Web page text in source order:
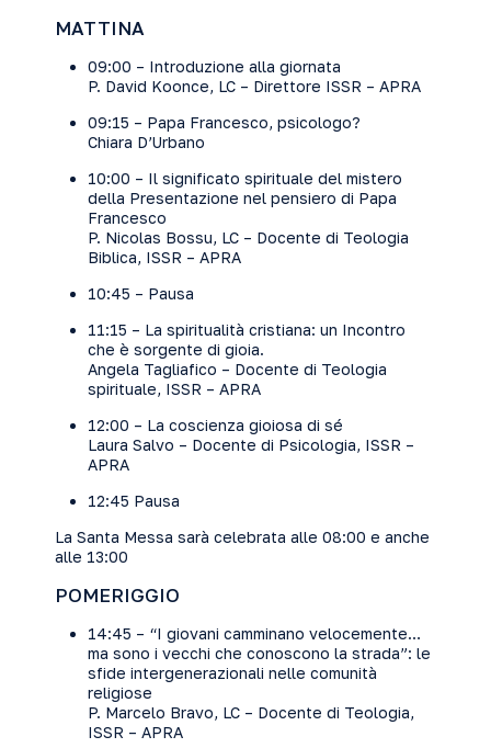
MATTINA
09:00 – Introduzione alla giornata
P. David Koonce, LC – Direttore ISSR – APRA
09:15 – Papa Francesco, psicologo?
Chiara D’Urbano
10:00 – Il significato spirituale del mistero
della Presentazione nel pensiero di Papa
Francesco
P. Nicolas Bossu, LC – Docente di Teologia
Biblica, ISSR – APRA
10:45 – Pausa
11:15 – La spiritualità cristiana: un Incontro
che è sorgente di gioia.
Angela Tagliafico – Docente di Teologia
spirituale, ISSR – APRA
12:00 – La coscienza gioiosa di sé
Laura Salvo – Docente di Psicologia, ISSR –
APRA
12:45 Pausa
La Santa Messa sarà celebrata alle 08:00 e anche
alle 13:00
POMERIGGIO
14:45 – “I giovani camminano velocemente…
ma sono i vecchi che conoscono la strada”: le
sfide intergenerazionali nelle comunità
religiose
P. Marcelo Bravo, LC – Docente di Teologia,
ISSR – APRA